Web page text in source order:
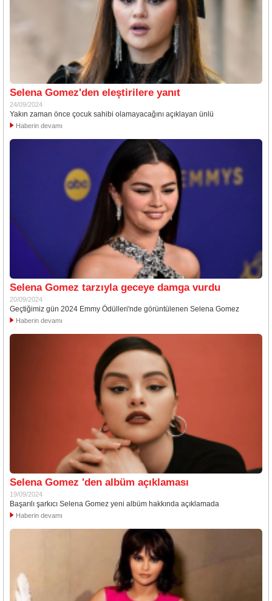
Selena Gomez'den eleştirilere yanıt
24/09/2024
Yakın zaman önce çocuk sahibi olamayacağını açıklayan ünlü
Haberin devamı
Selena Gomez tarzıyla geceye damga vurdu
20/09/2024
Geçtiğimiz gün 2024 Emmy Ödülleri'nde görüntülenen Selena Gomez
Haberin devamı
Selena Gomez 'den albüm açıklaması
19/09/2024
Başarılı şarkıcı Selena Gomez yeni albüm hakkında açıklamada
Haberin devamı